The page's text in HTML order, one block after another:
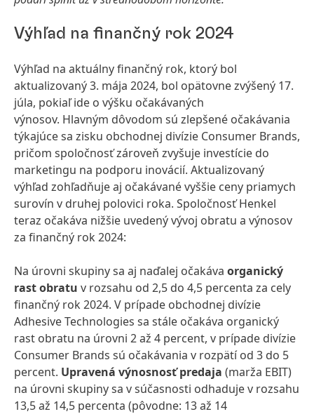
Výhľad na finančný rok 2024
Výhľad na aktuálny finančný rok, ktorý bol
aktualizovaný 3. mája 2024, bol opätovne zvýšený 17.
júla, pokiaľ ide o výšku očakávaných
výnosov. Hlavným dôvodom sú zlepšené očakávania
týkajúce sa zisku obchodnej divízie Consumer Brands,
pričom spoločnosť zároveň zvyšuje investície do
marketingu na podporu inovácií. Aktualizovaný
výhľad zohľadňuje aj očakávané vyššie ceny priamych
surovín v druhej polovici roka. Spoločnosť Henkel
teraz očakáva nižšie uvedený vývoj obratu a výnosov
za finančný rok 2024:
Na úrovni skupiny sa aj naďalej očakáva organický
rast obratu v rozsahu od 2,5 do 4,5 percenta za cely
finančný rok 2024. V prípade obchodnej divízie
Adhesive Technologies sa stále očakáva organický
rast obratu na úrovni 2 až 4 percent, v prípade divízie
Consumer Brands sú očakávania v rozpätí od 3 do 5
percent. Upravená výnosnosť predaja (marža EBIT)
na úrovni skupiny sa v súčasnosti odhaduje v rozsahu
13,5 až 14,5 percenta (pôvodne: 13 až 14